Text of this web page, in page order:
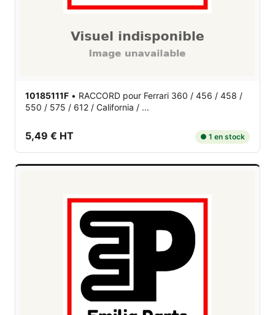
10185111F • RACCORD pour Ferrari 360 / 456 / 458 /
550 / 575 / 612 / California / ...
5,49 € HT ● 1 en stock